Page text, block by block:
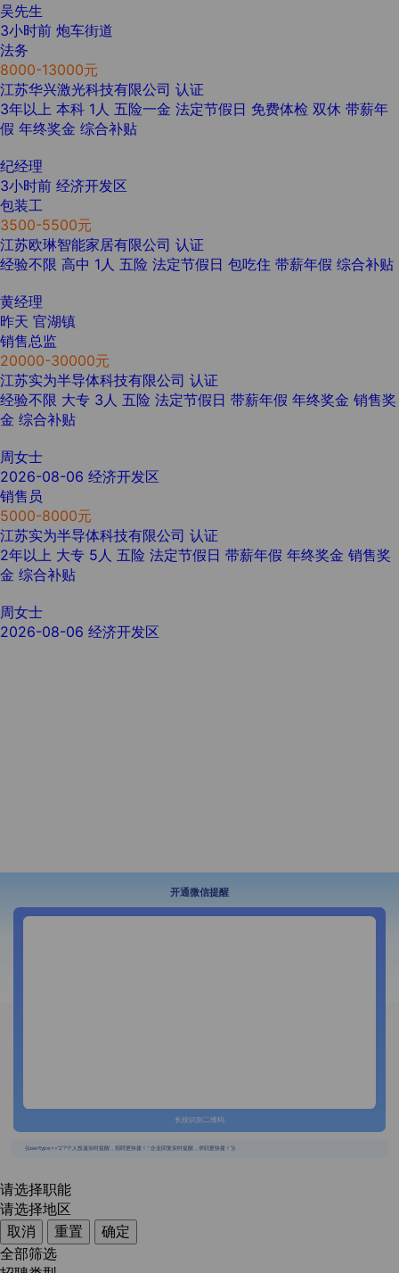
吴先生
3小时前 炮车街道
法务
8000-13000元
江苏华兴激光科技有限公司 认证
3年以上 本科 1人 五险一金 法定节假日 免费体检 双休 带薪年
假 年终奖金 综合补贴
纪经理
3小时前 经济开发区
包装工
3500-5500元
江苏欧琳智能家居有限公司 认证
经验不限 高中 1人 五险 法定节假日 包吃住 带薪年假 综合补贴
黄经理
昨天 官湖镇
销售总监
20000-30000元
江苏实为半导体科技有限公司 认证
经验不限 大专 3人 五险 法定节假日 带薪年假 年终奖金 销售奖
金 综合补贴
周女士
2026-08-06 经济开发区
销售员
5000-8000元
江苏实为半导体科技有限公司 认证
2年以上 大专 5人 五险 法定节假日 带薪年假 年终奖金 销售奖
金 综合补贴
周女士
2026-08-06 经济开发区
开通微信提醒
长按识别二维码
{{usertype=='2'?'个人投递实时提醒，招聘更快捷！':'企业回复实时提醒，求职更快捷！'}}
请选择职能
请选择地区
取消
重置
确定
全部筛选